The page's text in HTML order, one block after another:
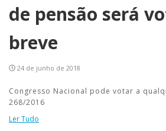
de pensão será
breve
24 de junho de 2018
Congresso Nacional pode votar a
268/2016
Ler Tudo